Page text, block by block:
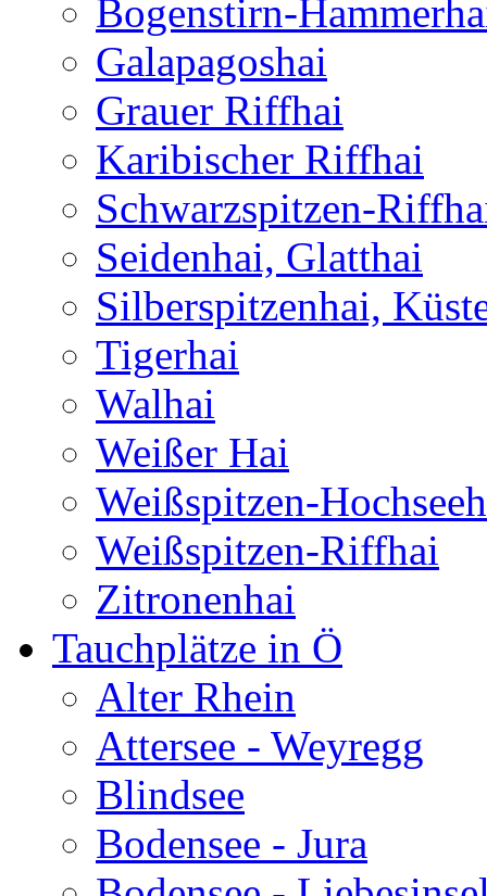
Bogenstirn-
Galapagoshai
Grauer Riffhai
Karibischer Riffhai
Schwarzspitzen-
Seidenhai, Glatthai
Silberspitzenhai,
Tigerhai
Walhai
Weißer Hai
Weißspitzen-
Weißspitzen-Riffhai
Zitronenhai
Tauchplätze in Ö
Alter Rhein
Attersee - Weyregg
Blindsee
Bodensee - Jura